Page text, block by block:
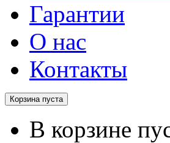
Гарантии
О нас
Контакты
Корзина пуста
В корзине